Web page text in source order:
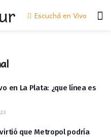
Escuchá en Vivo
en La Plata: ¿que línea es
que Metropol podría